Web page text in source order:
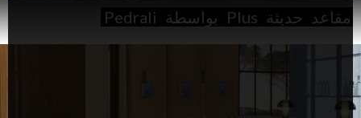
مقاعد حديثة Plus بواسطة Pedrali